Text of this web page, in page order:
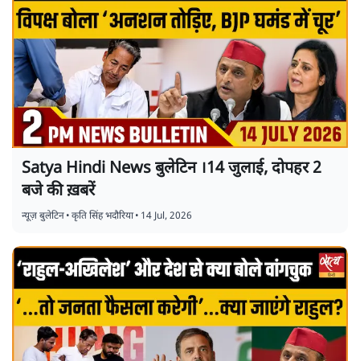
Satya Hindi News बुलेटिन ।14 जुलाई, दोपहर 2
बजे की ख़बरें
न्यूज़ बुलेटिन•कृति सिंह भदौरिया• 14 Jul, 2026